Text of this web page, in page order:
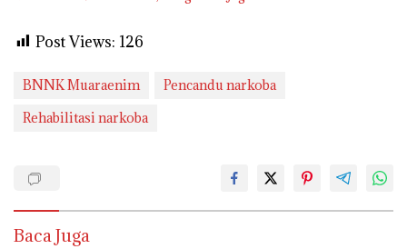
Post Views: 126
BNNK Muaraenim
Pencandu narkoba
Rehabilitasi narkoba
Baca Juga